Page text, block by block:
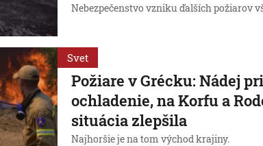
Nebezpečenstvo vzniku ďalších požiarov
Svet
Požiare v Grécku: Nádej
ochladenie, na Korfu a
situácia zlepšila
Najhoršie je na tom východ krajiny.